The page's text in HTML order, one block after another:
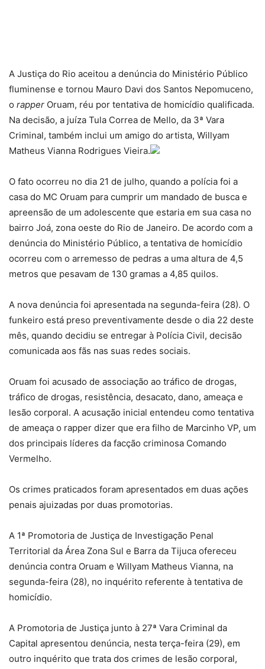
A Justiça do Rio aceitou a denúncia do Ministério Público
fluminense e tornou Mauro Davi dos Santos Nepomuceno,
o rapper Oruam, réu por tentativa de homicídio qualificada.
Na decisão, a juíza Tula Correa de Mello, da 3ª Vara
Criminal, também inclui um amigo do artista, Willyam
Matheus Vianna Rodrigues Vieira.
O fato ocorreu no dia 21 de julho, quando a polícia foi a
casa do MC Oruam para cumprir um mandado de busca e
apreensão de um adolescente que estaria em sua casa no
bairro Joá, zona oeste do Rio de Janeiro. De acordo com a
denúncia do Ministério Público, a tentativa de homicídio
ocorreu com o arremesso de pedras a uma altura de 4,5
metros que pesavam de 130 gramas a 4,85 quilos.
A nova denúncia foi apresentada na segunda-feira (28). O
funkeiro está preso preventivamente desde o dia 22 deste
mês, quando decidiu se entregar à Polícia Civil, decisão
comunicada aos fãs nas suas redes sociais.
Oruam foi acusado de associação ao tráfico de drogas,
tráfico de drogas, resistência, desacato, dano, ameaça e
lesão corporal. A acusação inicial entendeu como tentativa
de ameaça o rapper dizer que era filho de Marcinho VP, um
dos principais líderes da facção criminosa Comando
Vermelho.
Os crimes praticados foram apresentados em duas ações
penais ajuizadas por duas promotorias.
A 1ª Promotoria de Justiça de Investigação Penal
Territorial da Área Zona Sul e Barra da Tijuca ofereceu
denúncia contra Oruam e Willyam Matheus Vianna, na
segunda-feira (28), no inquérito referente à tentativa de
homicídio.
A Promotoria de Justiça junto à 27ª Vara Criminal da
Capital apresentou denúncia, nesta terça-feira (29), em
outro inquérito que trata dos crimes de lesão corporal,